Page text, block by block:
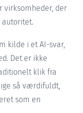
virksomheder, der
kilde i et AI-svar,
Det er ikke
klik fra
så værdifuldt,
som en